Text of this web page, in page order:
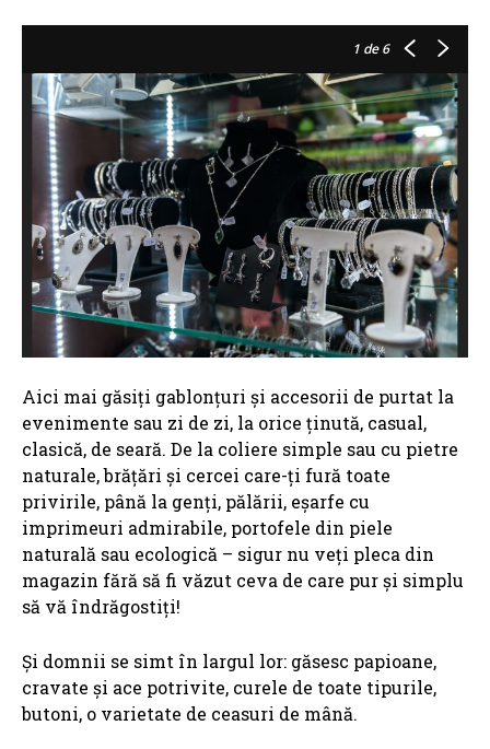
1 de 6
Aici mai găsiți gablonțuri și accesorii de purtat la
evenimente sau zi de zi, la orice ținută, casual,
clasică, de seară. De la coliere simple sau cu pietre
naturale, brățări și cercei care-ți fură toate
privirile, până la genți, pălării, eșarfe cu
imprimeuri admirabile, portofele din piele
naturală sau ecologică – sigur nu veți pleca din
magazin fără să fi văzut ceva de care pur și simplu
să vă îndrăgostiți!
Și domnii se simt în largul lor: găsesc papioane,
cravate și ace potrivite, curele de toate tipurile,
butoni, o varietate de ceasuri de mână.